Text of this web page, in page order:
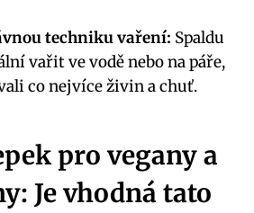
techniku vaření: Spaldu
vařit ve vodě nebo na páře,
co nejvíce živin a chuť.
pro vegany a
Je vhodná tato